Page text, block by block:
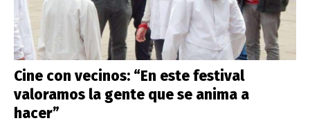
Cine con vecinos: “En este festival
valoramos la gente que se anima a
hacer”